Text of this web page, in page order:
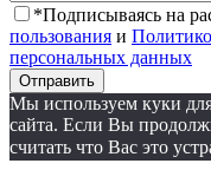
*Подписываясь на
пользования и
персональных данных
Отправить
Мы используем куки
сайта. Если Вы
считать что Вас это